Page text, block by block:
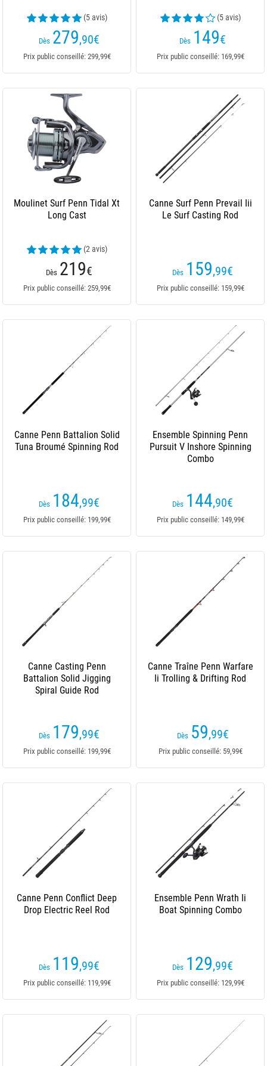
(5 avis)
Dès 279,90€
Prix public conseillé: 299,99€
(5 avis)
Dès 149€
Prix public conseillé: 169,99€
Moulinet Surf Penn Tidal Xt
Long Cast
(2 avis)
Dès 219€
Prix public conseillé: 259,99€
Canne Surf Penn Prevail Iii
Le Surf Casting Rod
Dès 159,99€
Prix public conseillé: 159,99€
Canne Penn Battalion Solid
Tuna Broumé Spinning Rod
Dès 184,99€
Prix public conseillé: 199,99€
Ensemble Spinning Penn
Pursuit V Inshore Spinning
Combo
Dès 144,90€
Prix public conseillé: 149,99€
Canne Casting Penn
Battalion Solid Jigging
Spiral Guide Rod
Dès 179,99€
Prix public conseillé: 199,99€
Canne Traîne Penn Warfare
Ii Trolling & Drifting Rod
Dès 59,99€
Prix public conseillé: 59,99€
Canne Penn Conflict Deep
Drop Electric Reel Rod
Dès 119,99€
Prix public conseillé: 119,99€
Ensemble Penn Wrath Ii
Boat Spinning Combo
Dès 129,99€
Prix public conseillé: 129,99€